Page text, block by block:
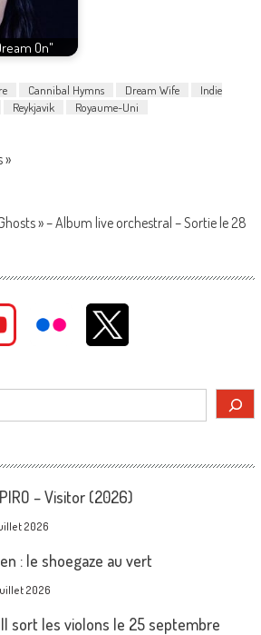
On"
Cannibal Hymns Dream Wife
Indie
Reykjavik Royaume-Uni
»
» – Album live orchestral – Sortie le 28
– Visitor (2026)
2026
: le shoegaze au vert
2026
sort les violons le 25 septembre